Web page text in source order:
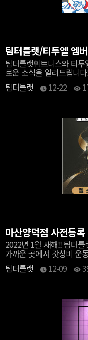
팀터틀랫/티투엘 엠
팀터틀랫휘트니스와 티
로운 소식을 알려드립니
팀터틀랫
12-22
마산양덕점 사전등
2022년 1월 새해!! 팀터
가까운 곳에서 갓성비 운
팀터틀랫
12-09